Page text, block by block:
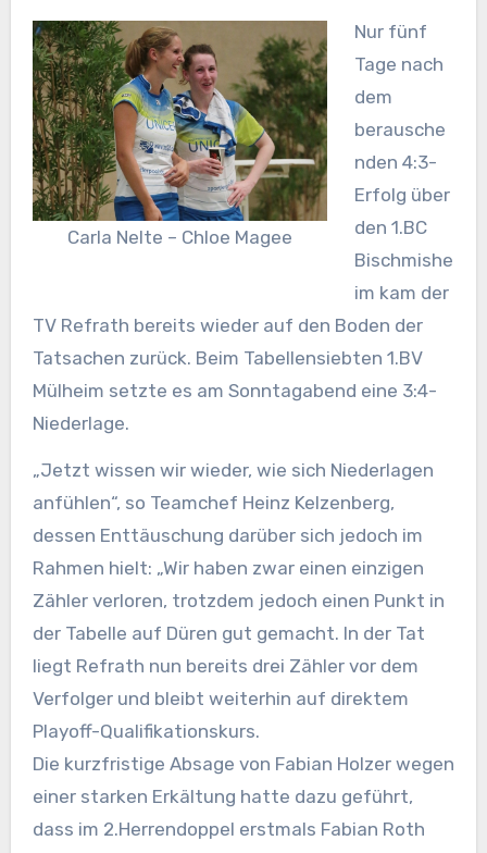
Carla Nelte – Chloe Magee
Nur fünf
Tage nach
dem
berausche
nden 4:3-
Erfolg über
den 1.BC
Bischmishe
im kam der
TV Refrath bereits wieder auf den Boden der
Tatsachen zurück. Beim Tabellensiebten 1.BV
Mülheim setzte es am Sonntagabend eine 3:4-
Niederlage.
„Jetzt wissen wir wieder, wie sich Niederlagen
anfühlen“, so Teamchef Heinz Kelzenberg,
dessen Enttäuschung darüber sich jedoch im
Rahmen hielt: „Wir haben zwar einen einzigen
Zähler verloren, trotzdem jedoch einen Punkt in
der Tabelle auf Düren gut gemacht. In der Tat
liegt Refrath nun bereits drei Zähler vor dem
Verfolger und bleibt weiterhin auf direktem
Playoff-Qualifikationskurs.
Die kurzfristige Absage von Fabian Holzer wegen
einer starken Erkältung hatte dazu geführt,
dass im 2.Herrendoppel erstmals Fabian Roth